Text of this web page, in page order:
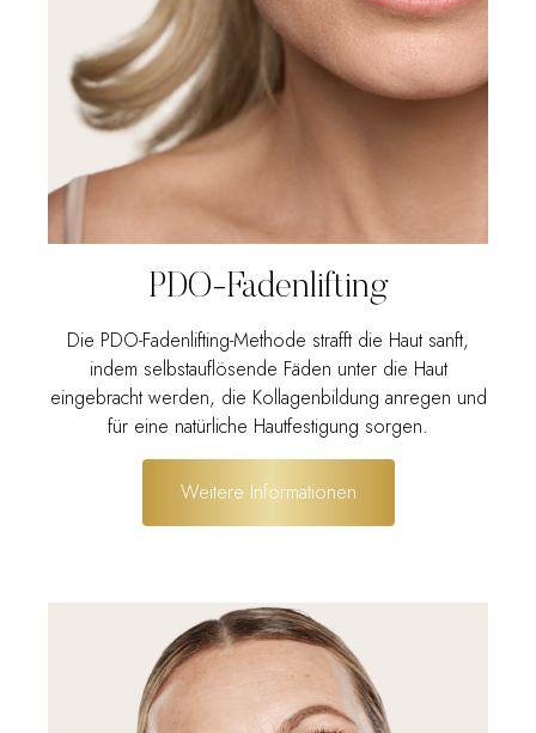
PDO-Fadenlifting
Die PDO-Fadenlifting-Methode strafft die Haut sanft,
indem selbstauflösende Fäden unter die Haut
eingebracht werden, die Kollagenbildung anregen und
für eine natürliche Hautfestigung sorgen.
Weitere Informationen